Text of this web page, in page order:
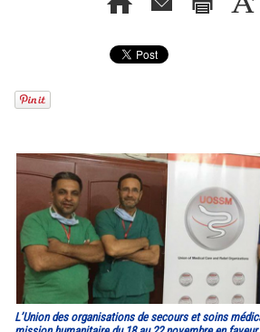
L’Union des organisations de secours et soins